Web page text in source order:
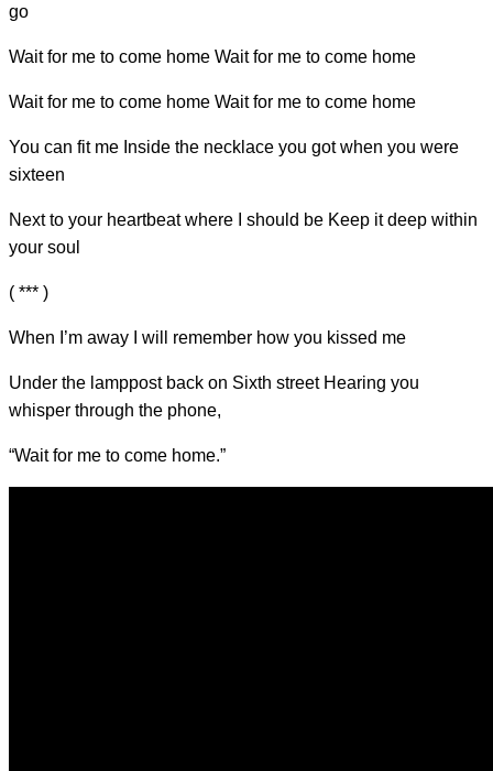
go
Wait for me to come home Wait for me to come home
Wait for me to come home Wait for me to come home
You can fit me Inside the necklace you got when you were
sixteen
Next to your heartbeat where I should be Keep it deep within
your soul
( *** )
When I’m away I will remember how you kissed me
Under the lamppost back on Sixth street Hearing you
whisper through the phone,
“Wait for me to come home.”